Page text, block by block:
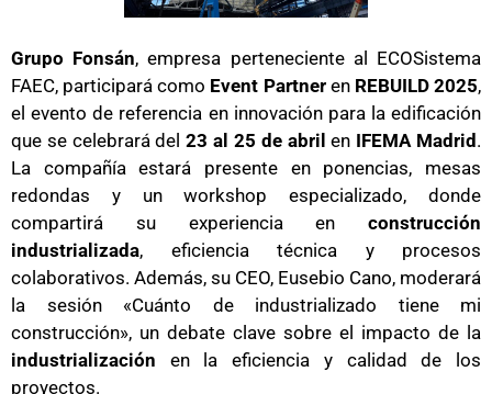
Grupo Fonsán, empresa perteneciente al ECOSistema
FAEC, participará como Event Partneren REBUILD 2025,
el evento de referencia en innovación para la edificación
que se celebrará del23 al 25 de abril en IFEMA Madrid.
La compañía estará presente en ponencias, mesas
redondas y un workshop especializado, donde
compartirá su experiencia en construcción
industrializada, eficiencia técnica y procesos
colaborativos. Además, su CEO, Eusebio Cano, moderará
la sesión «Cuánto de industrializado tiene mi
construcción», un debate clave sobre el impacto de la
industrialización en la eficiencia y calidad de los
proyectos.